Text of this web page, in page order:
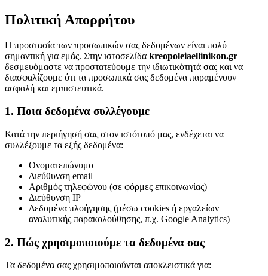
Πολιτική Απορρήτου
Η προστασία των προσωπικών σας δεδομένων είναι πολύ
σημαντική για εμάς. Στην ιστοσελίδα kreopoleiaellinikon.gr
δεσμευόμαστε να προστατεύουμε την ιδιωτικότητά σας και να
διασφαλίζουμε ότι τα προσωπικά σας δεδομένα παραμένουν
ασφαλή και εμπιστευτικά.
1. Ποια δεδομένα συλλέγουμε
Κατά την περιήγησή σας στον ιστότοπό μας, ενδέχεται να
συλλέξουμε τα εξής δεδομένα:
Ονοματεπώνυμο
Διεύθυνση email
Αριθμός τηλεφώνου (σε φόρμες επικοινωνίας)
Διεύθυνση IP
Δεδομένα πλοήγησης (μέσω cookies ή εργαλείων
αναλυτικής παρακολούθησης, π.χ. Google Analytics)
2. Πώς χρησιμοποιούμε τα δεδομένα σας
Τα δεδομένα σας χρησιμοποιούνται αποκλειστικά για: